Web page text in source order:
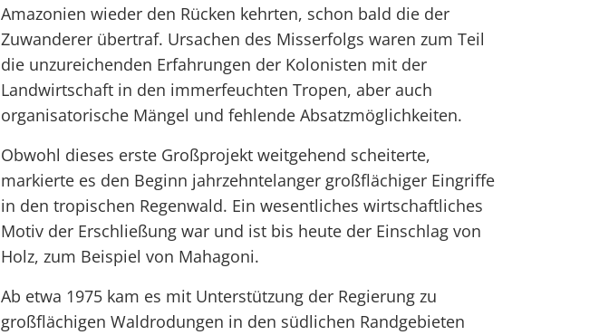
Amazonien wieder den Rücken kehrten, schon bald die der
Zuwanderer übertraf. Ursachen des Misserfolgs waren zum Teil
die unzureichenden Erfahrungen der Kolonisten mit der
Landwirtschaft in den immerfeuchten Tropen, aber auch
organisatorische Mängel und fehlende Absatzmöglichkeiten.
Obwohl dieses erste Großprojekt weitgehend scheiterte,
markierte es den Beginn jahrzehntelanger großflächiger Eingriffe
in den tropischen Regenwald. Ein wesentliches wirtschaftliches
Motiv der Erschließung war und ist bis heute der Einschlag von
Holz, zum Beispiel von Mahagoni.
Ab etwa 1975 kam es mit Unterstützung der Regierung zu
großflächigen Waldrodungen in den südlichen Randgebieten